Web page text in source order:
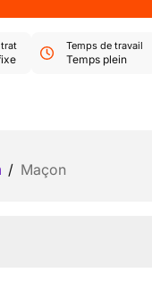
Temps de travail
Temps plein
/ Maçon